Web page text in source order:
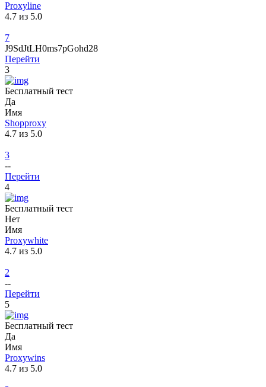
Proxyline
4.7 из 5.0
7
J9SdJtLH0ms7pGohd28
Перейти
3
Бесплатный тест
Да
Имя
Shopproxy
4.7 из 5.0
3
--
Перейти
4
Бесплатный тест
Нет
Имя
Proxywhite
4.7 из 5.0
2
--
Перейти
5
Бесплатный тест
Да
Имя
Proxywins
4.7 из 5.0